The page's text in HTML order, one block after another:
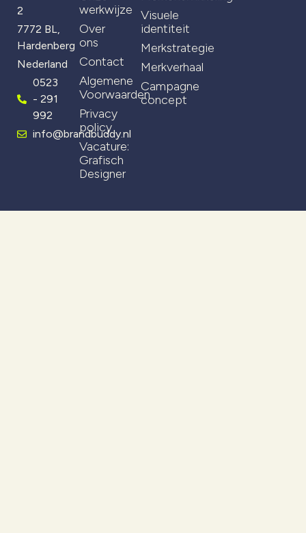
2
7772 BL,
Hardenberg
Nederland
0523
- 291
992
info@brandbuddy.nl
werkwijze
Over
ons
Contact
Algemene
Voorwaarden
Privacy
policy
Vacature:
Grafisch
Designer
Visuele
identiteit
Merkstrategie
Merkverhaal
Campagne
concept